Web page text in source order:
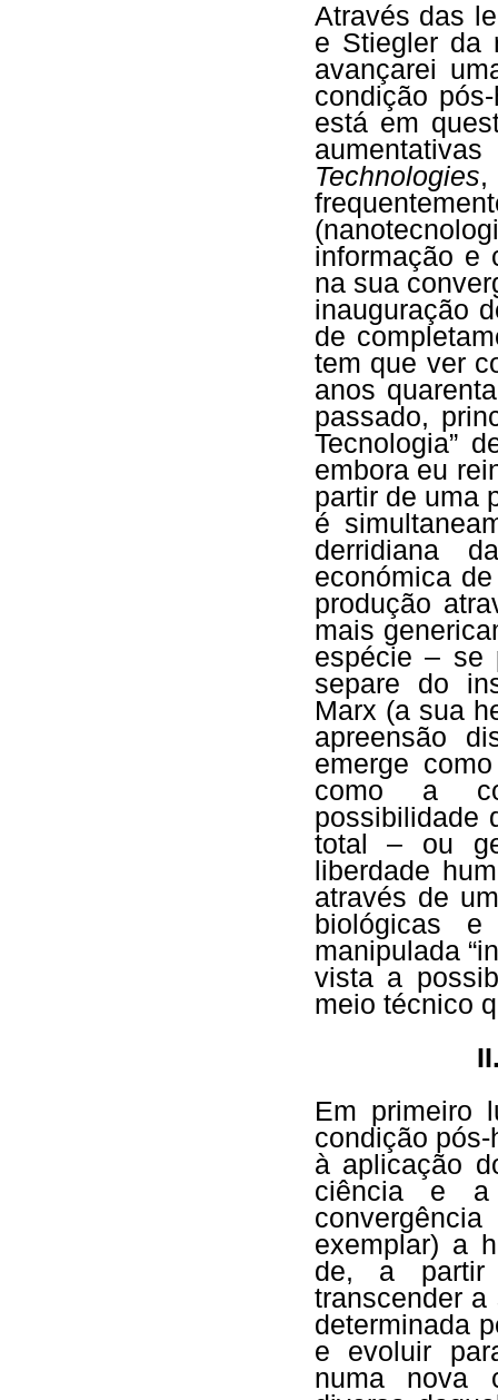
Através das
e Stiegler da
avançarei
condição
está em
Technologies
informação e
na sua
inauguração
de
tem que ver
anos
passado,
Tecnologia”
embora eu
partir de uma
é
derridiana
económica
produção
mais
espécie – se
separe do
Marx (a sua
apreensão
emerge
como a
possibilidade
total – ou
liberdade
através de
biológicas
manipulada
vista a
meio técnico
Em primeiro
condição
à aplicação
ciência e
exemplar) a
de, a partir
transcender
determinada
e evoluir
numa nova